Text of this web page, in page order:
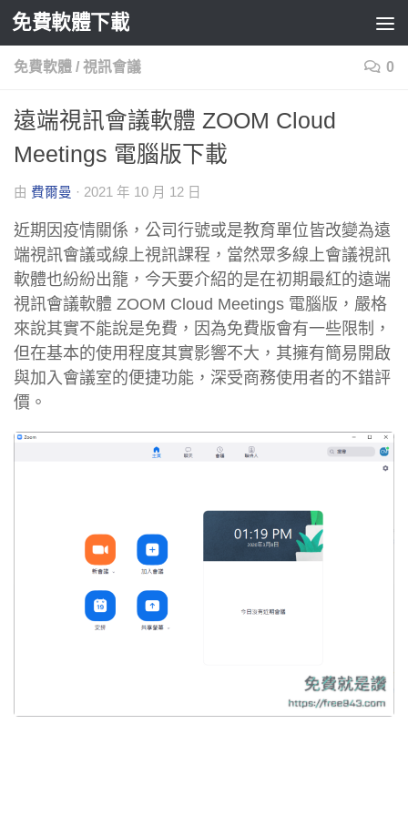
Skip to content
免費軟體下載
免費軟體 / 視訊會議 0
遠端視訊會議軟體 ZOOM Cloud
Meetings 電腦版下載
由 費爾曼 · 2021 年 10 月 12 日
近期因疫情關係，公司行號或是教育單位皆改變為遠
端視訊會議或線上視訊課程，當然眾多線上會議視訊
軟體也紛紛出籠，今天要介紹的是在初期最紅的遠端
視訊會議軟體 ZOOM Cloud Meetings 電腦版，嚴格
來說其實不能說是免費，因為免費版會有一些限制，
但在基本的使用程度其實影響不大，其擁有簡易開啟
與加入會議室的便捷功能，深受商務使用者的不錯評
價。